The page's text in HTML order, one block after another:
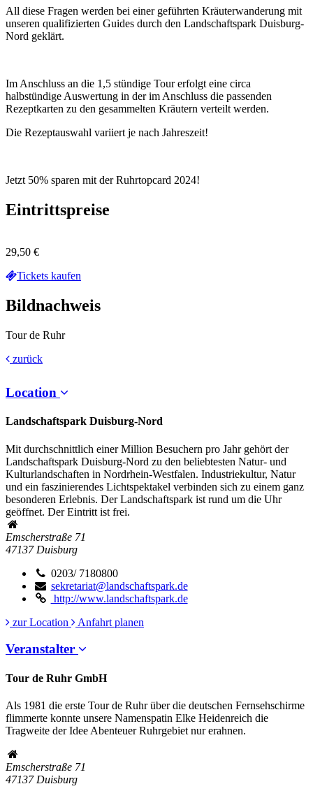
All diese Fragen werden bei einer geführten Kräuterwanderung mit
unseren qualifizierten Guides durch den Landschaftspark Duisburg-
Nord geklärt.
Im Anschluss an die 1,5 stündige Tour erfolgt eine circa
halbstündige Auswertung in der im Anschluss die passenden
Rezeptkarten zu den gesammelten Kräutern verteilt werden.
Die Rezeptauswahl variiert je nach Jahreszeit!
Jetzt 50% sparen mit der Ruhrtopcard 2024!
Eintrittspreise
29,50 €
Tickets kaufen
Bildnachweis
Tour de Ruhr
zurück
Location
Landschaftspark Duisburg-Nord
Mit durchschnittlich einer Million Besuchern pro Jahr gehört der
Landschaftspark Duisburg-Nord zu den beliebtesten Natur- und
Kulturlandschaften in Nordrhein-Westfalen. Industriekultur, Natur
und ein faszinierendes Lichtspektakel verbinden sich zu einem ganz
besonderen Erlebnis. Der Landschaftspark ist rund um die Uhr
geöffnet. Der Eintritt ist frei.
Emscherstraße 71
47137 Duisburg
0203/ 7180800
sekretariat@landschaftspark.de
http://www.landschaftspark.de
zur Location
Anfahrt planen
Veranstalter
Tour de Ruhr GmbH
Als 1981 die erste Tour de Ruhr über die deutschen Fernsehschirme
flimmerte konnte unsere Namenspatin Elke Heidenreich die
Tragweite der Idee Abenteuer Ruhrgebiet nur erahnen.
Emscherstraße 71
47137 Duisburg